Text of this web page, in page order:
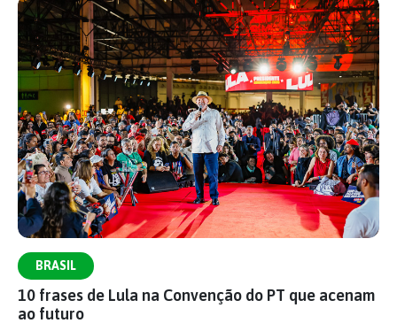
BRASIL
10 frases de Lula na Convenção do PT que acenam
ao futuro